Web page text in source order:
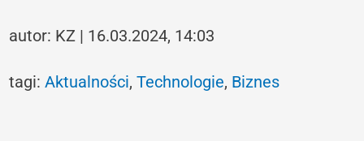
autor: KZ | 16.03.2024, 14:03
tagi:Aktualności,Technologie, Biznes